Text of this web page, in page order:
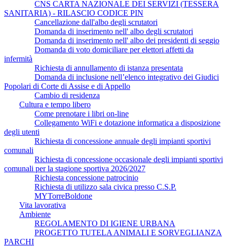
CNS CARTA NAZIONALE DEI SERVIZI (TESSERA
SANITARIA) - RILASCIO CODICE PIN
Cancellazione dall'albo degli scrutatori
Domanda di inserimento nell' albo degli scrutatori
Domanda di inserimento nell' albo dei presidenti di seggio
Domanda di voto domiciliare per elettori affetti da
infermità
Richiesta di annullamento di istanza presentata
Domanda di inclusione nell’elenco integrativo dei Giudici
Popolari di Corte di Assise e di Appello
Cambio di residenza
Cultura e tempo libero
Come prenotare i libri on-line
Collegamento WiFi e dotazione informatica a disposizione
degli utenti
Richiesta di concessione annuale degli impianti sportivi
comunali
Richiesta di concessione occasionale degli impianti sportivi
comunali per la stagione sportiva 2026/2027
Richiesta concessione patrocinio
Richiesta di utilizzo sala civica presso C.S.P.
MYTorreBoldone
Vita lavorativa
Ambiente
REGOLAMENTO DI IGIENE URBANA
PROGETTO TUTELA ANIMALI E SORVEGLIANZA
PARCHI